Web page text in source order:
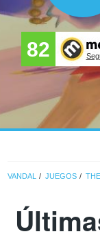
82
VANDAL JUEGOS